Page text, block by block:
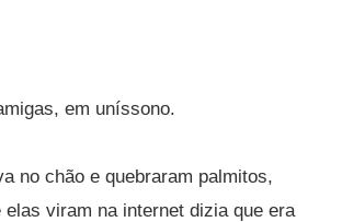
em uníssono.
no chão e quebraram palmitos,
viram na internet dizia que era